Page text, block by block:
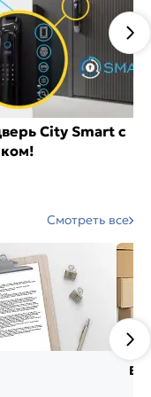
City Smart с
Смотреть все